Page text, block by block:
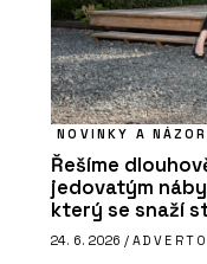
NOVINKY A
Řešíme
jedovatým
který se snaží
24. 6. 2026 /